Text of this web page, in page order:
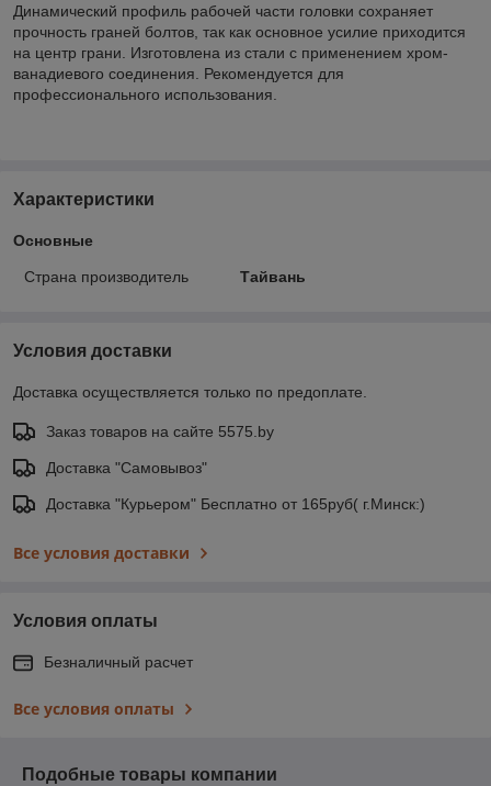
Динамический профиль рабочей части головки сохраняет
прочность граней болтов, так как основное усилие приходится
на центр грани. Изготовлена из стали с применением хром-
ванадиевого соединения. Рекомендуется для
профессионального использования.
Характеристики
Основные
Страна производитель Тайвань
Условия доставки
Доставка осуществляется только по предоплате.
Заказ товаров на сайте 5575.by
Доставка "Самовывоз"
Доставка "Курьером" Бесплатно от 165руб( г.Минск:)
Все условия доставки
Условия оплаты
Безналичный расчет
Все условия оплаты
Подобные товары компании